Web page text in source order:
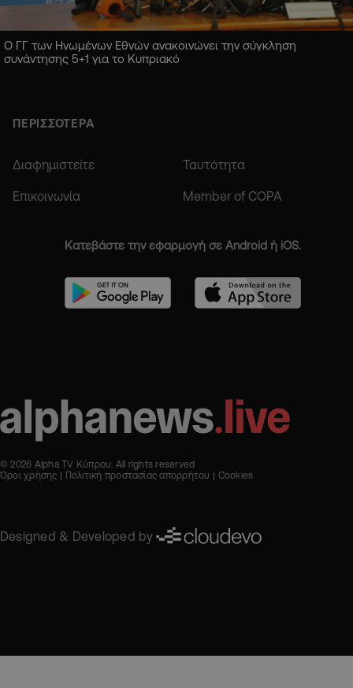
Ο ΓΓ των Ηνωμένων Εθνών ανακοινώνει την σύγκληση
συνάντησης 5+1 για το Κυπριακό
ΠΕΡΙΣΣΟΤΕΡΑ
Διαφημιστείτε Ταυτότητα
Επικοινωνία Member of COPA
Κατεβάστε την εφαρμογή σε Android ή iOS.
© 2026 Alpha TV Κύπρου. All rights reserved
Όροι χρήσης
Πολιτική προστασίας απορρήτου Cookies
Designed & Developed by